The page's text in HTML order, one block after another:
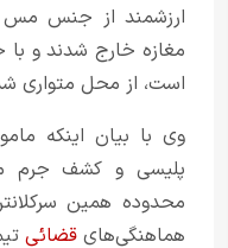
ارزشمند از جنس مس
مغازه خارج شدند و با
است، از محل متواری
وی با بیان اینکه
پلیسی و کشف جرم
محدوده همین
هماهنگی‌هایقضائی